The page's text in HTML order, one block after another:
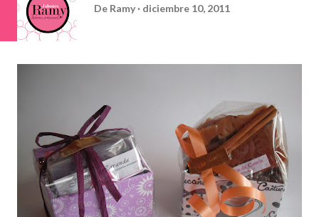
De Ramy diciembre 10, 2011